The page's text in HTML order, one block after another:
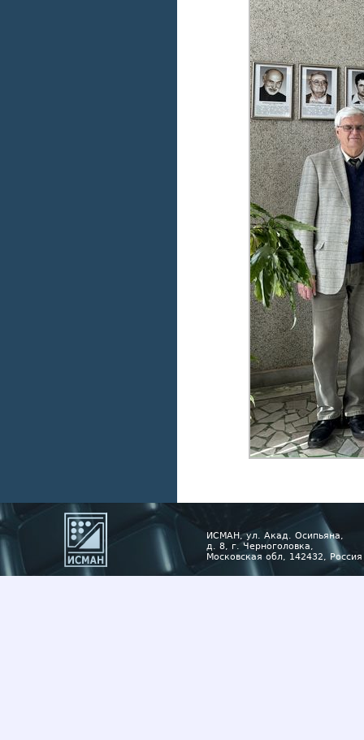
ИСМАН, ул. Акад. Осипьяна,
д. 8, г. Черноголовка,
Московская обл, 142432, Россия